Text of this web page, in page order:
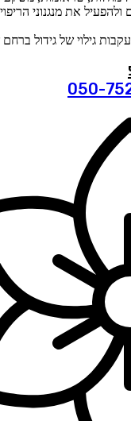
את מנגנוני
גילוי של גידול